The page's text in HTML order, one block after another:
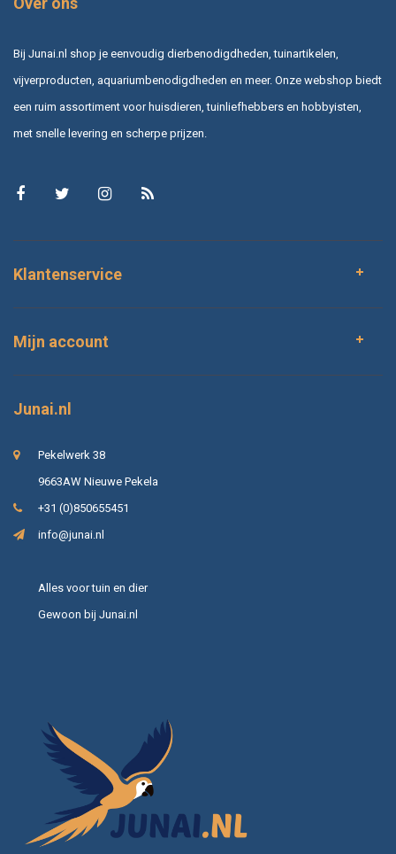
Bij Junai.nl shop je eenvoudig dierbenodigdheden, tuinartikelen,
vijverproducten, aquariumbenodigdheden en meer. Onze webshop biedt
een ruim assortiment voor huisdieren, tuinliefhebbers en hobbyisten,
met snelle levering en scherpe prijzen.
Klantenservice
Mijn account
Junai.nl
Pekelwerk 38
9663AW Nieuwe Pekela
+31 (0)850655451
info@junai.nl
Alles voor tuin en dier
Gewoon bij Junai.nl